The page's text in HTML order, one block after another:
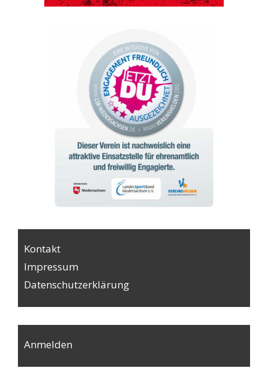
Kontakt
Impressum
Datenschutzerklärung
Anmelden